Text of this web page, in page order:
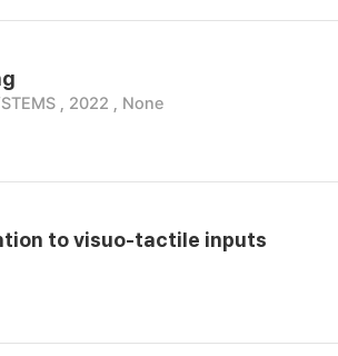
, 2022 , None
to visuo-tactile inputs